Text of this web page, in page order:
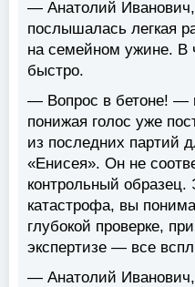
— Анатолий
послышалась легкая
на семейном ужине. В
быстро.
— Вопрос в бетоне! —
понижая голос уже
из последних партий
«Енисея». Он не
контрольный
катастрофа, вы
глубокой проверке,
экспертизе — все
— Анатолий